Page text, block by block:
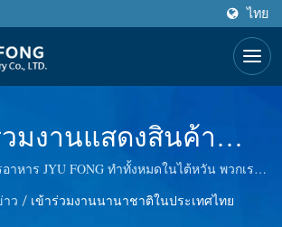
ไทย
วมงานแสดงสินค้า
าติในประเทศไทย |
ำน้ำแข็งสแตนเลส,
อาหาร JYU FONG ทำทั้งหมดในไต้หวัน พวกเรา
ยี่ยมในเครื่องกวาดน้ำแข็งแบบไฟฟ้าและแบบมือ,
ฟ้า, เครื่องกดน้ำหญ้าแบบมาสติเคตติ้ง และอื่น ๆ
าว / เข้าร่วมงานนานาชาติในประเทศไทย